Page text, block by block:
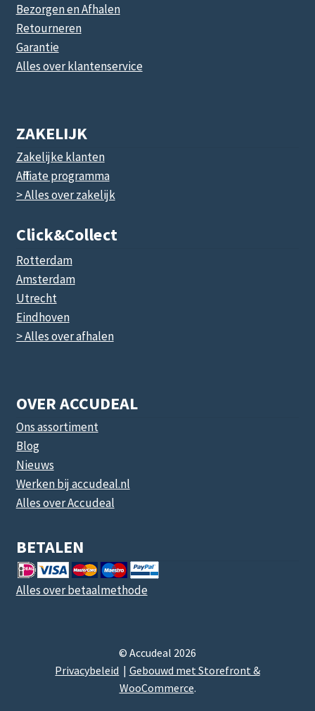
Bezorgen en Afhalen
Retourneren
Garantie
Alles over klantenservice
ZAKELIJK
Zakelijke klanten
Affiliate programma
> Alles over zakelijk
Click&collect
Rotterdam
Amsterdam
Utrecht
Eindhoven
> Alles over afhalen
OVER ACCUDEAL
Ons assortiment
Blog
Nieuws
Werken bij accudeal.nl
Alles over Accudeal
BETALEN
Alles over betaalmethode
© Accudeal 2026
Privacybeleid
Gebouwd met Storefront &
WooCommerce.